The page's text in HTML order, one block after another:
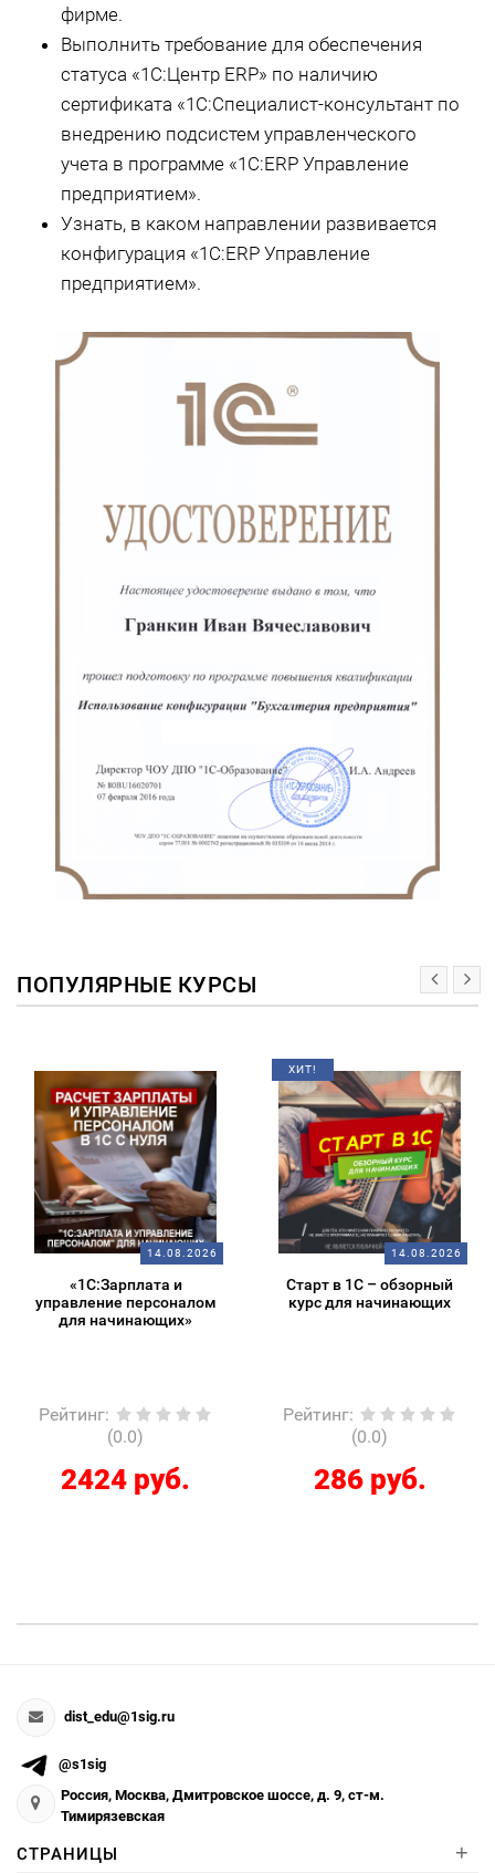
фирме.
Выполнить требование для обеспечения
статуса «1С:Центр ERP» по наличию
сертификата «1С:Специалист-консультант по
внедрению подсистем управленческого
учета в программе «1С:ERP Управление
предприятием».
Узнать, в каком направлении развивается
конфигурация «1С:ERP Управление
предприятием».
ПОПУЛЯРНЫЕ КУРСЫ
14.08.2026
персоналом
руб.
ХИТ!
14.08.2026
Старт в 1С – обзорный
курс для начинающих
Рейтинг Рейтинг
dist_edu@1sig.ru
@s1sig
Россия, Москва, Дмитровское шоссе, д. 9, ст-м.
Тимирязевская
СТРАНИЦЫ +